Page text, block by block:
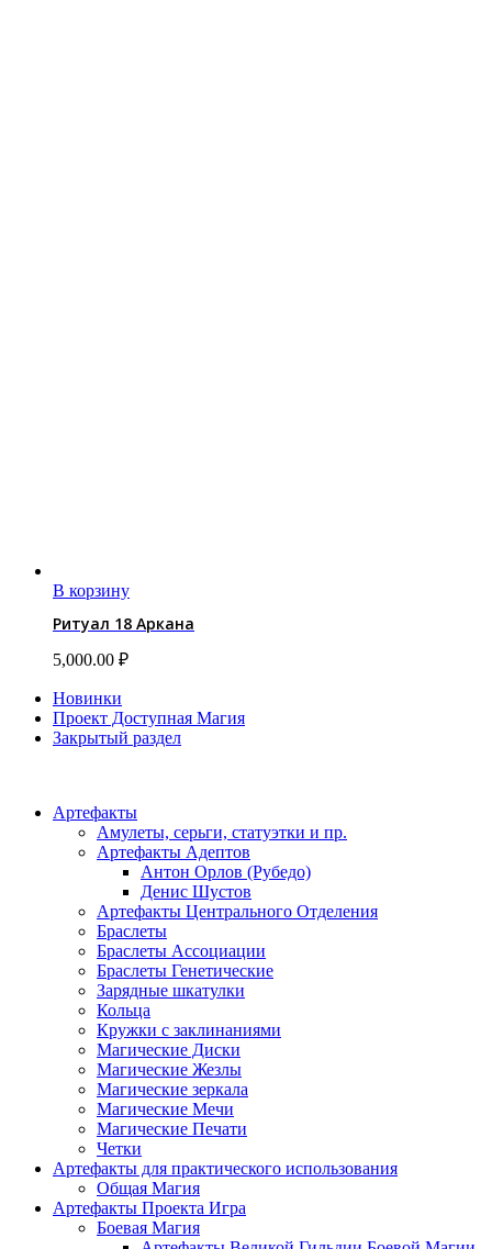
В корзину
Ритуал 18 Аркана
5,000.00 ₽
Новинки
Проект Доступная Магия
Закрытый раздел
Артефакты
Амулеты, серьги, статуэтки и пр.
Артефакты Адептов
Антон Орлов (Рубедо)
Денис Шустов
Артефакты Центрального Отделения
Браслеты
Браслеты Ассоциации
Браслеты Генетические
Зарядные шкатулки
Кольца
Кружки с заклинаниями
Магические Диски
Магические Жезлы
Магические зеркала
Магические Мечи
Магические Печати
Четки
Артефакты для практического использования
Общая Магия
Артефакты Проекта Игра
Боевая Магия